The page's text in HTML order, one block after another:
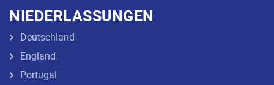
NIEDERLASSUNGEN
Deutschland
England
Portugal